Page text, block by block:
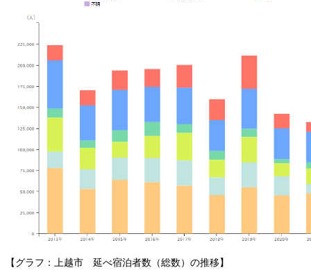
【グラフ：上越市 延べ宿泊者数（総数）の推移】